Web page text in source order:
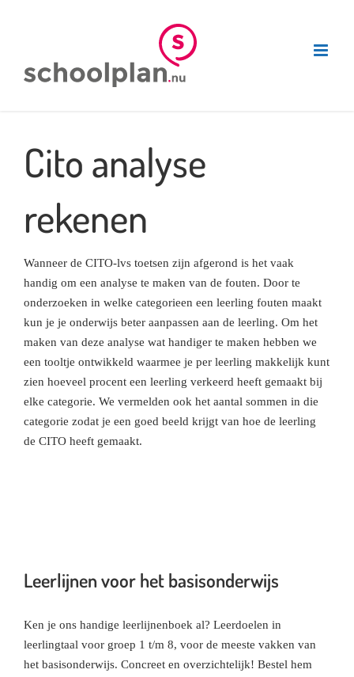
Cito analyse
rekenen
Wanneer de CITO-lvs toetsen zijn afgerond is het vaak
handig om een analyse te maken van de fouten. Door te
onderzoeken in welke categorieen een leerling fouten maakt
kun je je onderwijs beter aanpassen aan de leerling. Om het
maken van deze analyse wat handiger te maken hebben we
een tooltje ontwikkeld waarmee je per leerling makkelijk kunt
zien hoeveel procent een leerling verkeerd heeft gemaakt bij
elke categorie. We vermelden ook het aantal sommen in die
categorie zodat je een goed beeld krijgt van hoe de leerling
de CITO heeft gemaakt.
Leerlijnen voor het basisonderwijs
Ken je ons handige leerlijnenboek al? Leerdoelen in
leerlingtaal voor groep 1 t/m 8, voor de meeste vakken van
het basisonderwijs. Concreet en overzichtelijk! Bestel hem